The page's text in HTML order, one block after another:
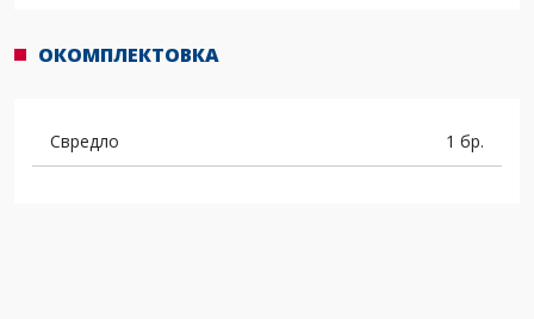
ОКОМПЛЕКТОВКА
Свредло 1 бр.